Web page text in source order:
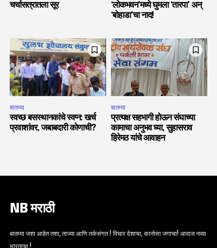
चर्चासत्रातला सूर
‘लोकभवन’मध्ये घुमला ‘तारपा’ अन्
‘बोहाडा’चा नाद!
बातम्या
स्वच्छ बसस्थानकांचे स्वप्न: खर्च
प्रवाशांवर, जबाबदारी कोणाची?
बातम्या
प्रत्यक्ष सहभागी होऊन संघाच्या
कामाचा अनुभव घ्या, सुहासराव
हिरेमठ यांचे आवाहन
NB मराठी
बातम्या जशा आहेत तशा, ताज्या आणि तर्कसंगत ! विचार देशाचा, कानोसा जगाचा! आवाज नव्या